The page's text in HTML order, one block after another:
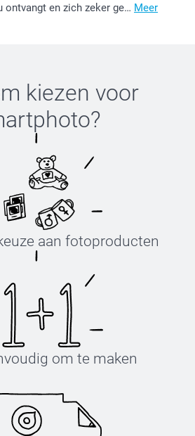
ontvangt en zich zeker ge… Meer
kiezen voor
?
aan fotoproducten
om te maken